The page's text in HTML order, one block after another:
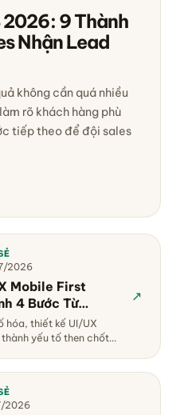
2026: 9 Thành
Nhận Lead
không cần quá nhiều
rõ khách hàng phù
tiếp theo để đội sales
2026
Mobile First
4 Bước Từ
Prototype
hóa, thiết kế UI/UX
yếu tố then chốt
↗
2026